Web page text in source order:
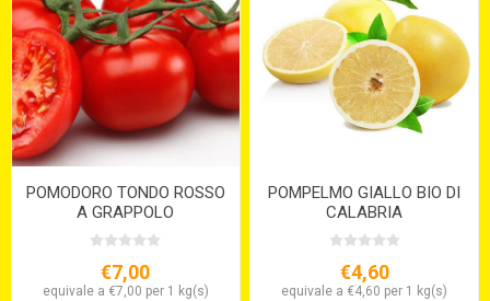
POMODORO TONDO ROSSO
A GRAPPOLO
€7,00
equivale a €7,00 per 1 kg(s)
POMPELMO GIALLO BIO DI
CALABRIA
€4,60
equivale a €4,60 per 1 kg(s)